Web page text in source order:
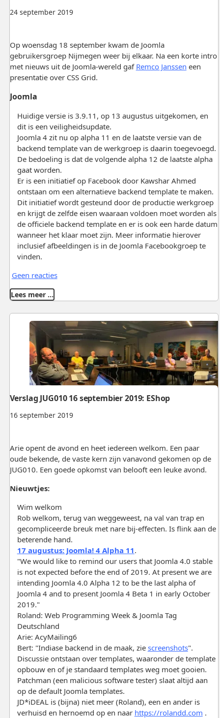
24 september 2019
Op woensdag 18 september kwam de Joomla
gebruikersgroep Nijmegen weer bij elkaar. Na een korte intro
met nieuws uit de Joomla-wereld gaf Remco Janssen een
presentatie over CSS Grid.
Joomla
Huidige versie is 3.9.11, op 13 augustus uitgekomen, en
dit is een veiligheidsupdate.
Joomla 4 zit nu op alpha 11 en de laatste versie van de
backend template van de werkgroep is daarin toegevoegd.
De bedoeling is dat de volgende alpha 12 de laatste alpha
gaat worden.
Er is een initiatief op Facebook door Kawshar Ahmed
ontstaan om een alternatieve backend template te maken.
Dit initiatief wordt gesteund door de productie werkgroep
en krijgt de zelfde eisen waaraan voldoen moet worden als
de officiele backend template en er is ook een harde datum
wanneer het klaar moet zijn. Meer informatie hierover
inclusief afbeeldingen is in de Joomla Facebookgroep te
vinden.
Geen reacties
Lees meer …
16 september 2019
Verslag JUG010 16 septembier 2019: EShop
Arie opent de avond en heet iedereen welkom. Een paar
oude bekende, de vaste kern zijn vanavond gekomen op de
JUG010. Een goede opkomst van belooft een leuke avond.
Nieuwtjes:
Wim welkom
Rob welkom, terug van weggeweest, na val van trap en
gecompliceerde breuk met nare bij-effecten. Is flink aan de
beterende hand.
17 augustus: Joomla! 4 Alpha 11.
"We would like to remind our users that Joomla 4.0 stable
is not expected before the end of 2019. At present we are
intending Joomla 4.0 Alpha 12 to be the last alpha of
Joomla 4 and to present Joomla 4 Beta 1 in early October
2019."
Roland: Web Programming Week & Joomla Tag
Deutschland
Arie: AcyMailing6
Bert: "Indiase backend in de maak, zie screenshots".
Discussie ontstaan over templates, waaronder de template
opbouw en of je standaard templates weg moet gooien.
Patchman (een malicious software tester) slaat altijd aan
op de default Joomla templates.
JD*iDEAL is (bijna) niet meer (Roland), een en ander is
verhuisd en hernoemd op en naar https://rolandd.com .